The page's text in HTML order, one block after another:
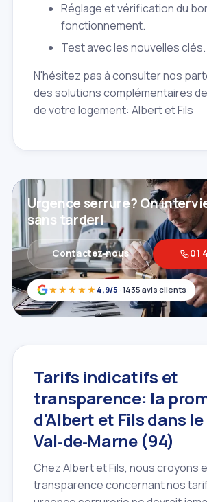
Réglage et vérification du
fonctionnement.
Test avec les nouvelles clés.
N'hésitez pas à consulter nos
des solutions complémentaires
de votre logement: Albert et Fils
★★★★★ 4,9/5 · 1435 avis clients
Urgence serrure? On
sans tarder!
Contactez‑nous 01
Tarifs indicatifs et
transparence: la
d'Albert et Fils dans le
Val‑de‑Marne (94)
Chez Albert et Fils, nous croyons
transparence concernant nos